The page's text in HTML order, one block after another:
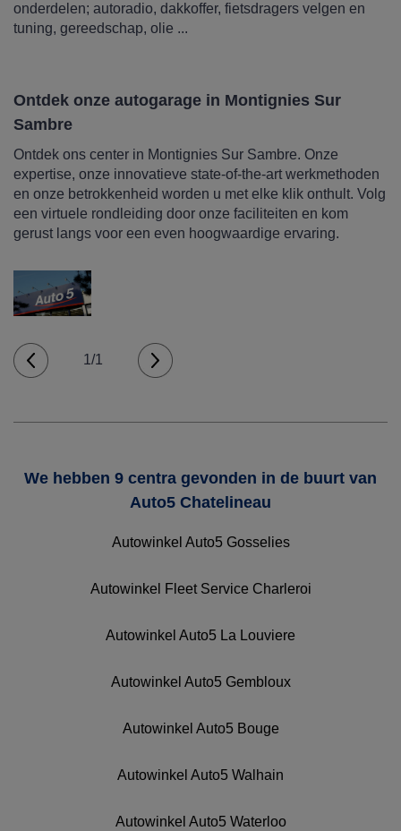
onderdelen; autoradio, dakkoffer, fietsdragers velgen en
tuning, gereedschap, olie ...
Ontdek onze autogarage in Montignies Sur
Sambre
Ontdek ons center in Montignies Sur Sambre. Onze
expertise, onze innovatieve state-of-the-art werkmethoden
en onze betrokkenheid worden u met elke klik onthult. Volg
een virtuele rondleiding door onze faciliteiten en kom
gerust langs voor een even hoogwaardige ervaring.
1/1
We hebben 9 centra gevonden in de buurt van
Auto5 Chatelineau
Autowinkel Auto5 Gosselies
Autowinkel Fleet Service Charleroi
Autowinkel Auto5 La Louviere
Autowinkel Auto5 Gembloux
Autowinkel Auto5 Bouge
Autowinkel Auto5 Walhain
Autowinkel Auto5 Waterloo